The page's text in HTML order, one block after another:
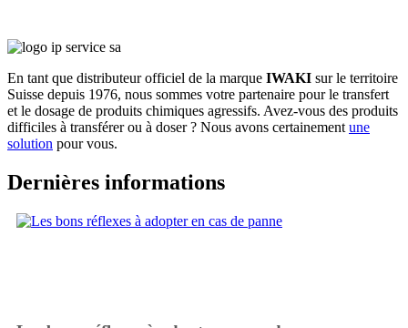
En tant que distributeur officiel de la marque IWAKI sur le territoire
Suisse depuis 1976, nous sommes votre partenaire pour le transfert
et le dosage de produits chimiques agressifs. Avez-vous des produits
difficiles à transférer ou à doser ? Nous avons certainement une
solution pour vous.
Dernières informations